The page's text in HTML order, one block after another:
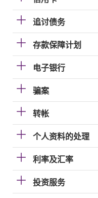
追讨债务
存款保障计划
电子银行
骗案
转帐
个人资料的处理
利率及汇率
投资服务